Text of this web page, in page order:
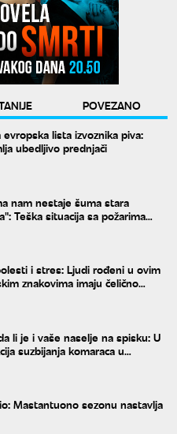
POVEZANO
lista izvoznika piva:
ubedljivo prednjači
nam nestaje šuma stara
Teška situacija sa požarima
i stres: Ljudi rođeni u ovim
znakovima imaju čelično
li je i vaše naselje na spisku: U
suzbijanja komaraca u
Mastantuono sezonu nastavlja